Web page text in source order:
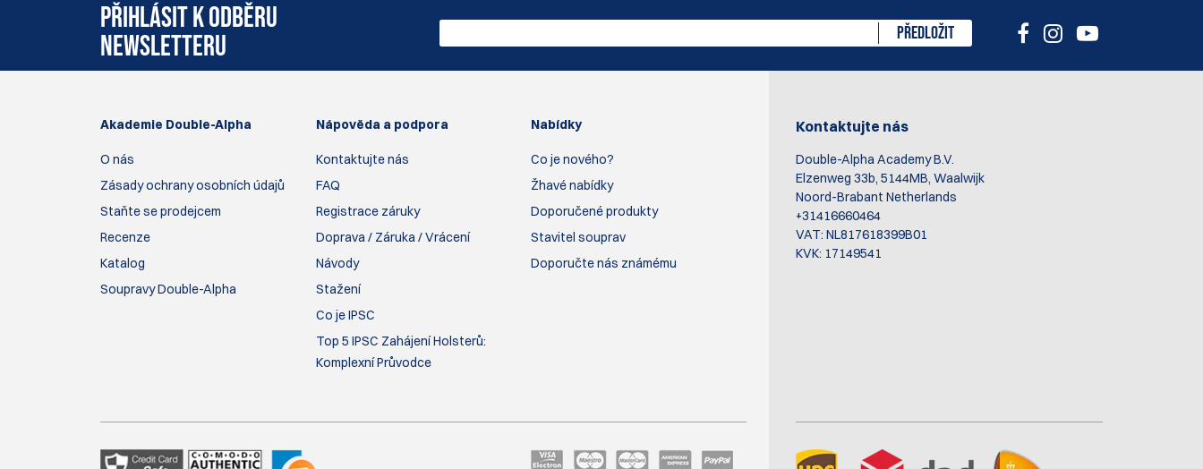
PŘIHLÁSIT K ODBĚRU
NEWSLETTERU
PŘEDLOŽIT
Akademie Double-Alpha
O nás
Zásady ochrany osobních údajů
Staňte se prodejcem
Recenze
Katalog
Soupravy Double-Alpha
Nápověda a podpora
Kontaktujte nás
FAQ
Registrace záruky
Doprava / Záruka / Vrácení
Návody
Stažení
Co je IPSC
Top 5 IPSC Zahájení Holsterů:
Komplexní Průvodce
Nabídky
Co je nového?
Žhavé nabídky
Doporučené produkty
Stavitel souprav
Doporučte nás známému
Kontaktujte nás
Double-Alpha Academy B.V.
Elzenweg 33b, 5144MB, Waalwijk
Noord-Brabant Netherlands
+31416660464
VAT: NL817618399B01
KVK: 17149541